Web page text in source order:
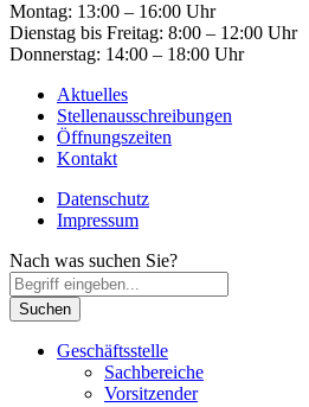
Montag: 13:00 – 16:00 Uhr
Dienstag bis Freitag: 8:00 – 12:00 Uhr
Donnerstag: 14:00 – 18:00 Uhr
Aktuelles
Stellenausschreibungen
Öffnungszeiten
Kontakt
Datenschutz
Impressum
Nach was suchen Sie?
Geschäftsstelle
Sachbereiche
Vorsitzender